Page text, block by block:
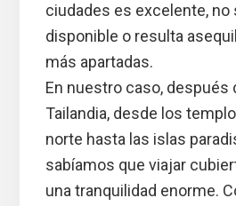
ciudades es excelente, no
disponible o resulta
más apartadas.
En nuestro caso, después
Tailandia, desde los
norte hasta las islas
sabíamos que viajar
una tranquilidad enorme.